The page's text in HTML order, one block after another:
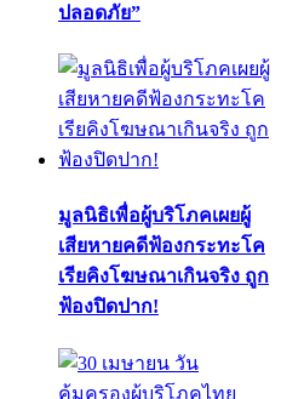
ปลอดภัย”
มูลนิธิเพื่อผู้บริโภคเผยผู้
เสียหายคดีฟ้องกระทะโค
เรียคิงโฆษณาเกินจริง ถูก
ฟ้องปิดปาก!